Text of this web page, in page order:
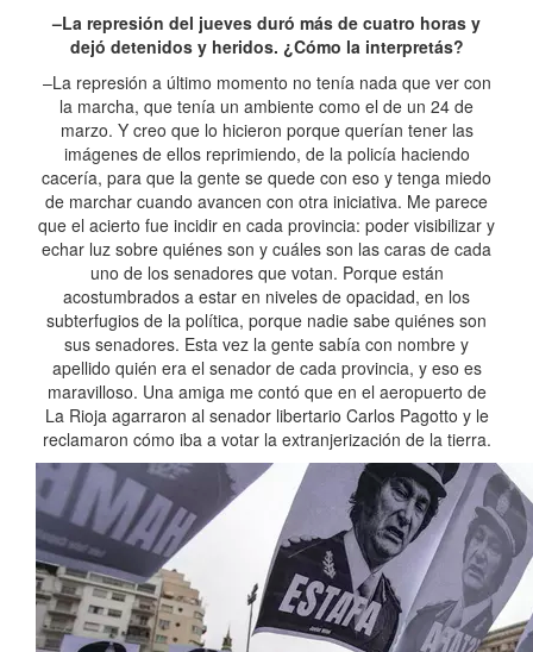
–La represión del jueves duró más de cuatro horas y
dejó detenidos y heridos. ¿Cómo la interpretás?
–La represión a último momento no tenía nada que ver con
la marcha, que tenía un ambiente como el de un 24 de
marzo. Y creo que lo hicieron porque querían tener las
imágenes de ellos reprimiendo, de la policía haciendo
cacería, para que la gente se quede con eso y tenga miedo
de marchar cuando avancen con otra iniciativa. Me parece
que el acierto fue incidir en cada provincia: poder visibilizar y
echar luz sobre quiénes son y cuáles son las caras de cada
uno de los senadores que votan. Porque están
acostumbrados a estar en niveles de opacidad, en los
subterfugios de la política, porque nadie sabe quiénes son
sus senadores. Esta vez la gente sabía con nombre y
apellido quién era el senador de cada provincia, y eso es
maravilloso. Una amiga me contó que en el aeropuerto de
La Rioja agarraron al senador libertario Carlos Pagotto y le
reclamaron cómo iba a votar la extranjerización de la tierra.